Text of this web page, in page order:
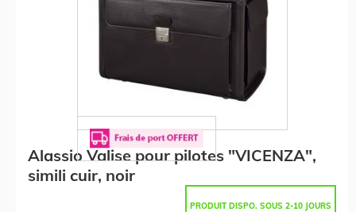
Alassio Valise pour pilotes "VICENZA",
simili cuir, noir
PRODUIT DISPO. SOUS 2-10 JOURS